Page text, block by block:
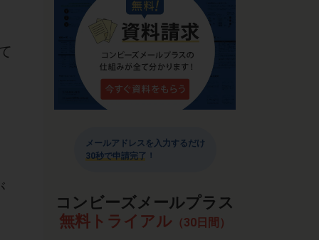
メールアドレスを入力するだけ
30秒で申請完了！
コンビーズメールプラス
無料トライアル （30日間）